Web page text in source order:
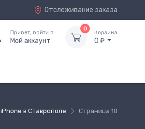
Отслеживание заказа
Привет, войти в
Мой аккаунт
0
Корзина
0 ₽
iPhone в Ставрополе Страница 10